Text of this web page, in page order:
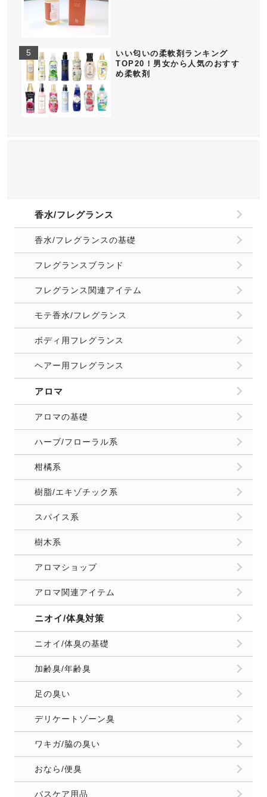
いい匂いの柔軟剤ランキング
TOP20！男女から人気のおすす
め柔軟剤
香水/フレグランス
香水/フレグランスの基礎
フレグランスブランド
フレグランス関連アイテム
モテ香水/フレグランス
ボディ用フレグランス
ヘアー用フレグランス
アロマ
アロマの基礎
ハーブ/フローラル系
柑橘系
樹脂/エキゾチック系
スパイス系
樹木系
アロマショップ
アロマ関連アイテム
ニオイ/体臭対策
ニオイ/体臭の基礎
加齢臭/年齢臭
足の臭い
デリケートゾーン臭
ワキガ/脇の臭い
おなら/便臭
バスケア用品